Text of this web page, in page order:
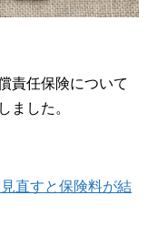
責任保険について
ました。
直すと保険料が結